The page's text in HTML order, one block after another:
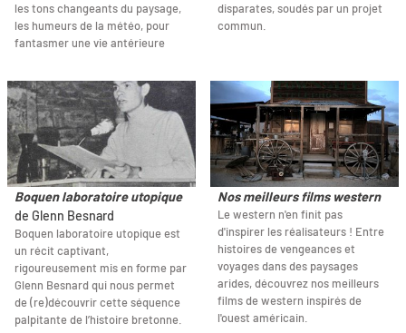
les tons changeants du paysage,
les humeurs de la météo, pour
fantasmer une vie antérieure
disparates, soudés par un projet
commun.
Boquen laboratoire utopique
de Glenn Besnard
Boquen laboratoire utopique est
un récit captivant,
rigoureusement mis en forme par
Glenn Besnard qui nous permet
de (re)découvrir cette séquence
palpitante de l’histoire bretonne.
Nos meilleurs films western
Le western n'en finit pas
d'inspirer les réalisateurs ! Entre
histoires de vengeances et
voyages dans des paysages
arides, découvrez nos meilleurs
films de western inspirés de
l'ouest américain.